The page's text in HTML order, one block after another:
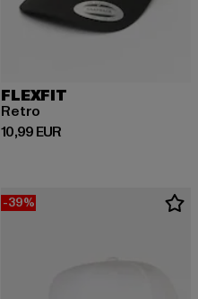
FLEXFIT
Retro
10,99 EUR
Derzeitiger Preis: 10,99 EUR
-39%